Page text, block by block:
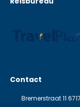
Contact
Bremerstraat 11